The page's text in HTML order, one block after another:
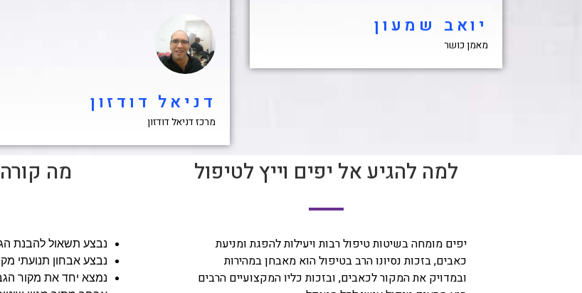
יואב שמעון
מאמן כושר
דניאל דודזון
מרכז דניאל דודזון
למה להגיע אל יפים וייץ לטיפול
יפים מומחה בשיטות טיפול רבות ויעילות להפגת ומניעת
כאבים, בזכות נסיונו הרב בטיפול הוא מאבחן במהירות
ובמדויק את המקור לכאבים, ובזכות כליו המקצועיים הרבים
מה
נבצע תשאול להבנת
נבצע אבחון תנועתי
נמצא יחד את מקור